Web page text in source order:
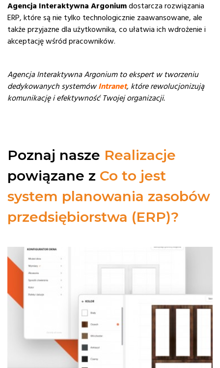
Agencja Interaktywna Argoniumdostarcza rozwiązania
ERP, które są nie tylko technologicznie zaawansowane, ale
także przyjazne dla użytkownika, co ułatwia ich wdrożenie i
akceptację wśród pracowników.
Agencja Interaktywna Argonium to ekspert w tworzeniu
dedykowanych systemówIntranet, które rewolucjonizują
komunikację i efektywność Twojej organizacji.
Poznaj nasze Realizacje
powiązane z Co to jest
system planowania zasobów
przedsiębiorstwa (ERP)?